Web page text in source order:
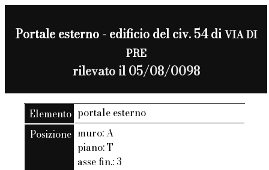
Portale esterno - edificio del civ. 54 diVIA DI
PRE
rilevato il 05/08/0098
Elemento portale esterno
Posizione muro: A
piano: T
asse fin.: 3